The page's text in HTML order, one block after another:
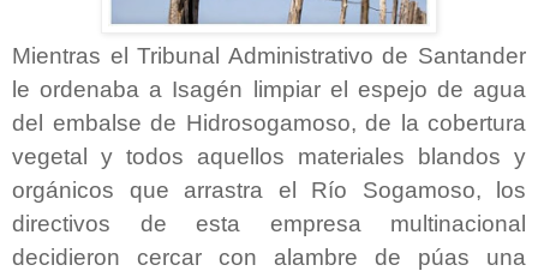
Mientras el Tribunal Administrativo de Santander
le ordenaba a Isagén limpiar el espejo de agua
del embalse de Hidrosogamoso, de la cobertura
vegetal y todos aquellos materiales blandos y
orgánicos que arrastra el Río Sogamoso, los
directivos de esta empresa multinacional
decidieron cercar con alambre de púas una